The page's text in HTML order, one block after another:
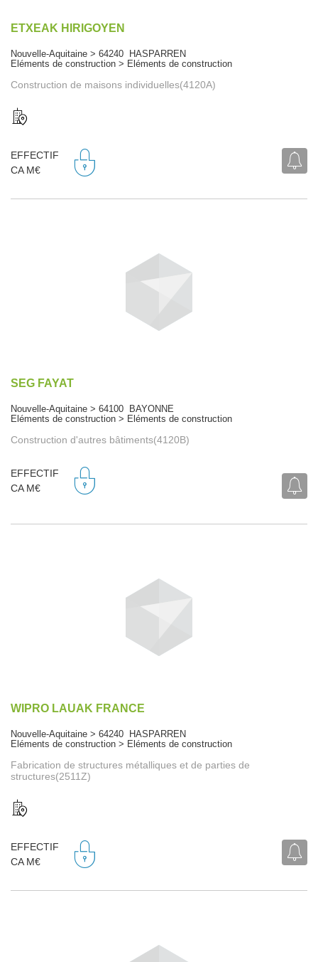
ETXEAK HIRIGOYEN
Nouvelle-Aquitaine > 64240 HASPARREN
Eléments de construction > Eléments de construction
Construction de maisons individuelles(4120A)
EFFECTIF
CA M€
SEG FAYAT
Nouvelle-Aquitaine > 64100 BAYONNE
Eléments de construction > Eléments de construction
Construction d'autres bâtiments(4120B)
EFFECTIF
CA M€
WIPRO LAUAK FRANCE
Nouvelle-Aquitaine > 64240 HASPARREN
Eléments de construction > Eléments de construction
Fabrication de structures métalliques et de parties de
structures(2511Z)
EFFECTIF
CA M€